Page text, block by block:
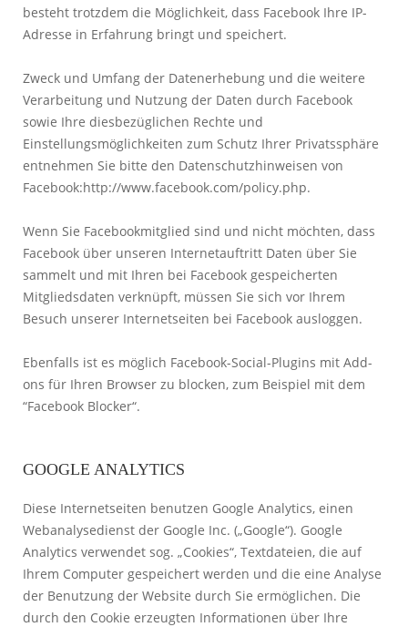
besteht trotzdem die Möglichkeit, dass Facebook Ihre IP-
Adresse in Erfahrung bringt und speichert.
Zweck und Umfang der Datenerhebung und die weitere
Verarbeitung und Nutzung der Daten durch Facebook
sowie Ihre diesbezüglichen Rechte und
Einstellungsmöglichkeiten zum Schutz Ihrer Privatssphäre
entnehmen Sie bitte den Datenschutzhinweisen von
Facebook:http://www.facebook.com/policy.php.
Wenn Sie Facebookmitglied sind und nicht möchten, dass
Facebook über unseren Internetauftritt Daten über Sie
sammelt und mit Ihren bei Facebook gespeicherten
Mitgliedsdaten verknüpft, müssen Sie sich vor Ihrem
Besuch unserer Internetseiten bei Facebook ausloggen.
Ebenfalls ist es möglich Facebook-Social-Plugins mit Add-
ons für Ihren Browser zu blocken, zum Beispiel mit dem
“Facebook Blocker“.
GOOGLE ANALYTICS
Diese Internetseiten benutzen Google Analytics, einen
Webanalysedienst der Google Inc. („Google“). Google
Analytics verwendet sog. „Cookies“, Textdateien, die auf
Ihrem Computer gespeichert werden und die eine Analyse
der Benutzung der Website durch Sie ermöglichen. Die
durch den Cookie erzeugten Informationen über Ihre